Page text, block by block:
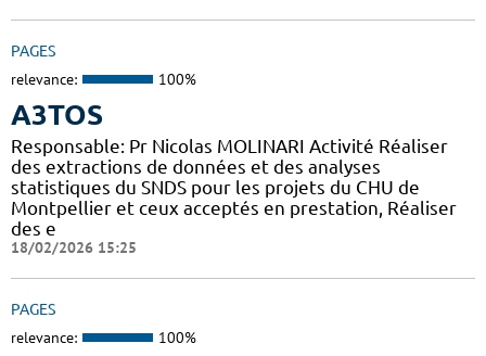
PAGES
relevance: 100%
A3TOS
Responsable: Pr Nicolas MOLINARI Activité Réaliser
des extractions de données et des analyses
statistiques du SNDS pour les projets du CHU de
Montpellier et ceux acceptés en prestation, Réaliser
des e
18/02/2026 15:25
PAGES
relevance: 100%